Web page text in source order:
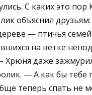
С каких это
объяснил друзьям:
— птичья
на ветке
Хрюня даже
— А как бы тебе
теперь спать не